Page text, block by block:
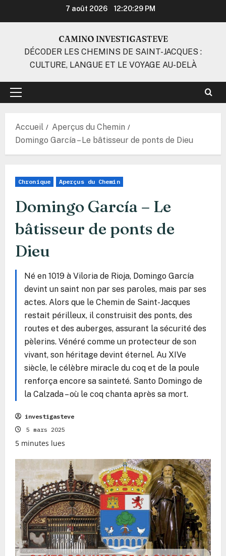
7 août 2026 12:20:30 PM
CAMINO INVESTIGASTEVE
DÉCODER LES CHEMINS DE SAINT-JACQUES :
CULTURE, LANGUE ET LE VOYAGE AU-DELÀ
Menu
Accueil
Aperçus du Chemin
Domingo García – Le bâtisseur de ponts de Dieu
Chronique Aperçus du Chemin
Domingo García – Le
bâtisseur de ponts de
Dieu
Né en 1019 à Viloria de Rioja, Domingo García
devint un saint non par ses paroles, mais par ses
actes. Alors que le Chemin de Saint-Jacques
restait périlleux, il construisit des ponts, des
routes et des auberges, assurant la sécurité des
pèlerins. Vénéré comme un protecteur de son
vivant, son héritage devint éternel. Au XIVe
siècle, le célèbre miracle du coq et de la poule
renforça encore sa sainteté. Santo Domingo de
la Calzada – où le coq chanta après sa mort.
investigasteve
5 mars 2025
5 minutes lues